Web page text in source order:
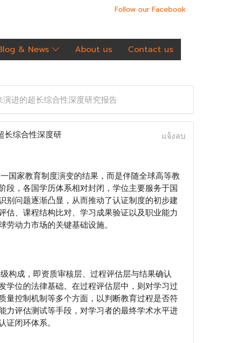
Follow our Facebook
& News About us Contact us
进的超长综合性深度研究报告
长综合性深度研
แจ้งลบ
国家教育制度演变的结果，而是伴随全球高等教
段，各国学历体系相对封闭，学位主要服务于国
别问题逐渐凸显，从而推动了认证制度的初步建
估、课程结构比对、学习成果验证以及职业能力
动力市场的关键基础设施。
构成，即资质审核层、过程评估层与结果确认
学位的法律基础。在过程评估层中，则对学习过
量控制机制等多个方面，以判断教育过程是否符
力评估测试等手段，对学习者的最终学术水平进
闭环体系。